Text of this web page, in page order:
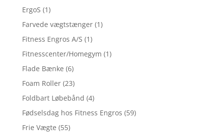
ErgoS (1)
Farvede vægtstænger (1)
Fitness Engros A/S (1)
Fitnesscenter/Homegym (1)
Flade Bænke (6)
Foam Roller (23)
Foldbart Løbebånd (4)
Fødselsdag hos Fitness Engros (59)
Frie Vægte (55)